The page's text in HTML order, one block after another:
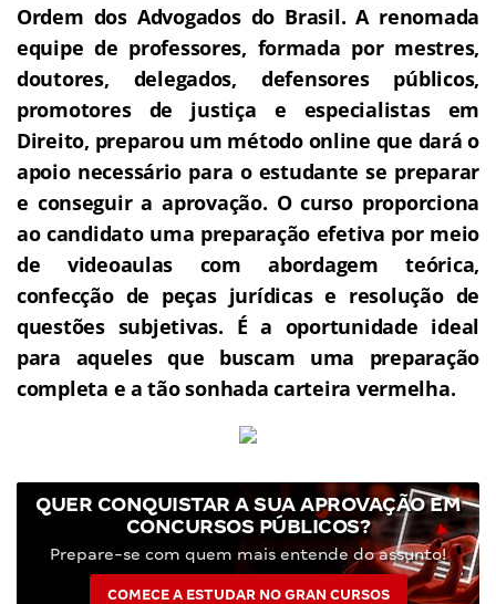
Ordem dos Advogados do Brasil. A renomada
equipe de professores, formada por mestres,
doutores, delegados, defensores públicos,
promotores de justiça e especialistas em
Direito, preparou um método online que dará o
apoio necessário para o estudante se preparar
e conseguir a aprovação. O curso proporciona
ao candidato uma preparação efetiva por meio
de videoaulas com abordagem teórica,
confecção de peças jurídicas e resolução de
questões subjetivas. É a oportunidade ideal
para aqueles que buscam uma preparação
completa e a tão sonhada carteira vermelha.
QUER CONQUISTAR A SUA APROVAÇÃO EM
CONCURSOS PÚBLICOS?
Prepare-se com quem mais entende do assunto!
COMECE A ESTUDAR NO GRAN CURSOS